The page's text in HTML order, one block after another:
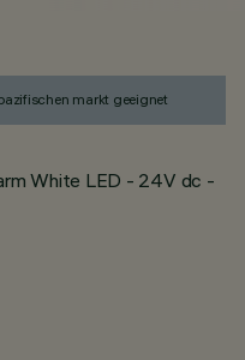
markt geeignet
White LED - 24V dc -